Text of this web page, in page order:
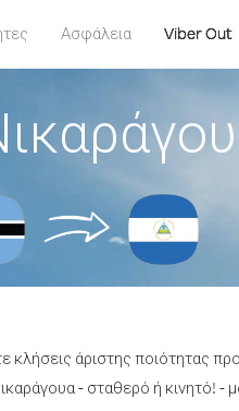
Ασφάλεια Viber Out
κλήσεις άριστης ποιότητας
- σταθερό ή κινητό! -